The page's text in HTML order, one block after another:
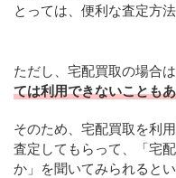
とっては、便利な査定方法
ただし、宅配買取の場合は
ては利用できないことも
そのため、宅配買取を利
査定してもらって、「宅
か」を聞いてみられるとい